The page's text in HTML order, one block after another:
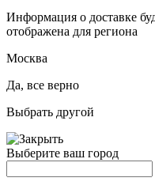
Информация о доставке
отображена для региона
Москва
Да, все верно
Выбрать другой
Выберите ваш город